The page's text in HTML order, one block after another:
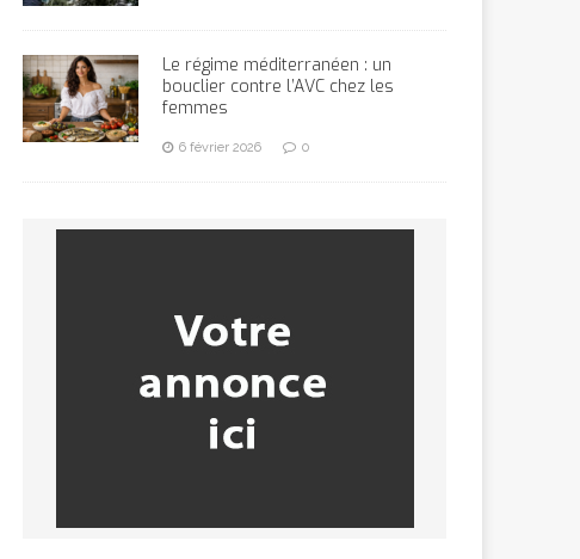
Le régime méditerranéen : un
bouclier contre l’AVC chez les
femmes
6 février 2026 0